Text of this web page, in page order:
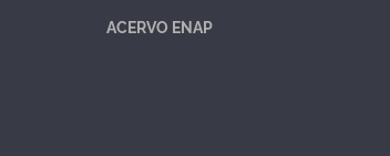
ACERVO ENAP